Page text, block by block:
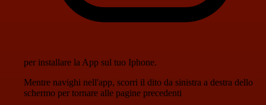
per installare la App sul tuo Iphone.
Mentre navighi nell'app, scorri il dito da sinistra a destra dello
schermo per tornare alle pagine precedenti